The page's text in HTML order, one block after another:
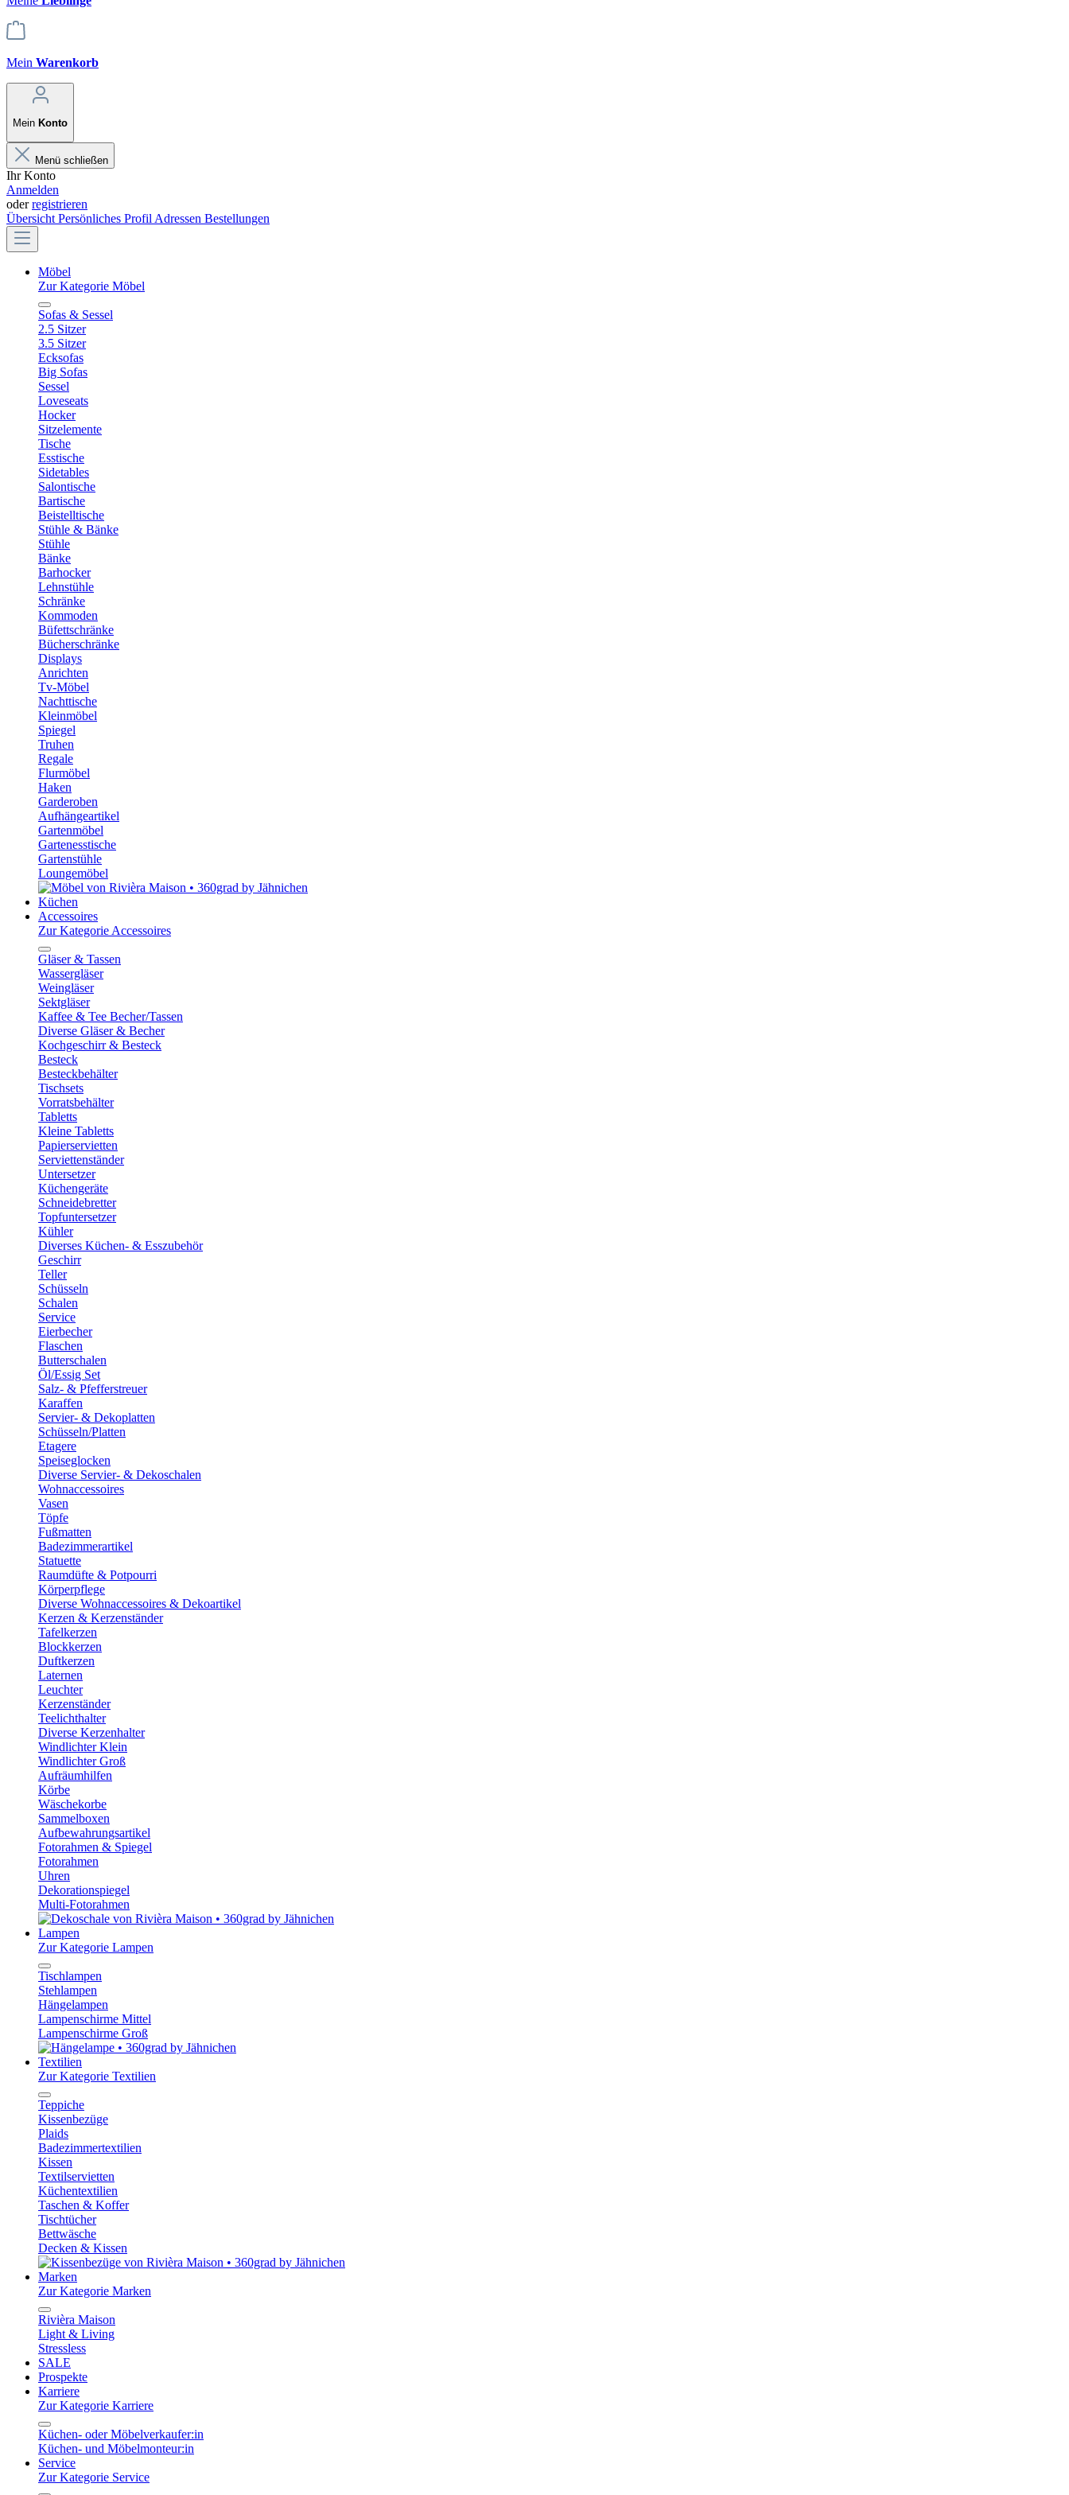
Mein Warenkorb
Mein Konto
Menü schließen
Ihr Konto
Anmelden
oderregistrieren
Übersicht Persönliches Profil Adressen Bestellungen
Möbel
Zur Kategorie Möbel
Sofas & Sessel
2.5 Sitzer
3.5 Sitzer
Ecksofas
Big Sofas
Sessel
Loveseats
Hocker
Sitzelemente
Tische
Esstische
Sidetables
Salontische
Bartische
Beistelltische
Stühle & Bänke
Stühle
Bänke
Barhocker
Lehnstühle
Schränke
Kommoden
Büfettschränke
Bücherschränke
Displays
Anrichten
Tv-Möbel
Nachttische
Kleinmöbel
Spiegel
Truhen
Regale
Flurmöbel
Haken
Garderoben
Aufhängeartikel
Gartenmöbel
Gartenesstische
Gartenstühle
Loungemöbel
Küchen
Accessoires
Zur Kategorie Accessoires
Gläser & Tassen
Wassergläser
Weingläser
Sektgläser
Kaffee & Tee Becher/Tassen
Diverse Gläser & Becher
Kochgeschirr & Besteck
Besteck
Besteckbehälter
Tischsets
Vorratsbehälter
Tabletts
Kleine Tabletts
Papierservietten
Serviettenständer
Untersetzer
Küchengeräte
Schneidebretter
Topfuntersetzer
Kühler
Diverses Küchen- & Esszubehör
Geschirr
Teller
Schüsseln
Schalen
Service
Eierbecher
Flaschen
Butterschalen
Öl/Essig Set
Salz- & Pfefferstreuer
Karaffen
Servier- & Dekoplatten
Schüsseln/Platten
Etagere
Speiseglocken
Diverse Servier- & Dekoschalen
Wohnaccessoires
Vasen
Töpfe
Fußmatten
Badezimmerartikel
Statuette
Raumdüfte & Potpourri
Körperpflege
Diverse Wohnaccessoires & Dekoartikel
Kerzen & Kerzenständer
Tafelkerzen
Blockkerzen
Duftkerzen
Laternen
Leuchter
Kerzenständer
Teelichthalter
Diverse Kerzenhalter
Windlichter Klein
Windlichter Groß
Aufräumhilfen
Körbe
Wäschekorbe
Sammelboxen
Aufbewahrungsartikel
Fotorahmen & Spiegel
Fotorahmen
Uhren
Dekorationspiegel
Multi-Fotorahmen
Lampen
Zur Kategorie Lampen
Tischlampen
Stehlampen
Hängelampen
Lampenschirme Mittel
Lampenschirme Groß
Textilien
Zur Kategorie Textilien
Teppiche
Kissenbezüge
Plaids
Badezimmertextilien
Kissen
Textilservietten
Küchentextilien
Taschen & Koffer
Tischtücher
Bettwäsche
Decken & Kissen
Marken
Zur Kategorie Marken
Rivièra Maison
Light & Living
Stressless
SALE
Prospekte
Karriere
Zur Kategorie Karriere
Küchen- oder Möbelverkaufer:in
Küchen- und Möbelmonteur:in
Service
Zur Kategorie Service